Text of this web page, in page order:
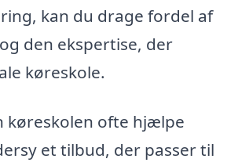
kan du drage fordel af
den ekspertise, der
køreskole.
køreskolen ofte hjælpe
et tilbud, der passer til